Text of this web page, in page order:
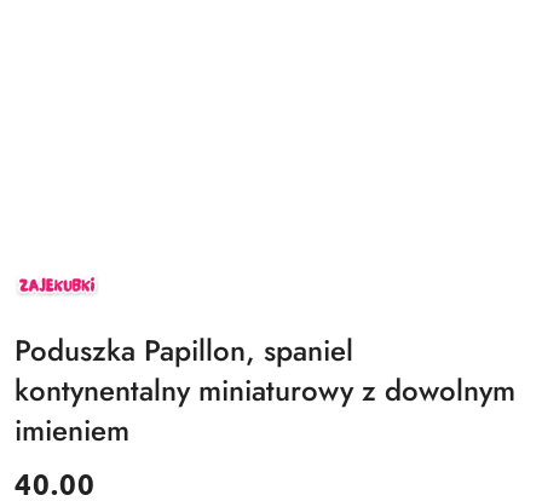
ZAJEKUBKI
Poduszka Papillon, spaniel
kontynentalny miniaturowy z dowolnym
imieniem
cena:
40.00